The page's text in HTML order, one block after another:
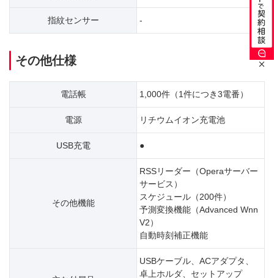
指紋センサー -
その他仕様
電話帳 1,000件（1件につき3電番）
電源 リチウムイオン充電池
USB充電 ●
その他機能
RSSリーダー（Operaサーバー
サービス）
スケジュール（200件）
予測変換機能（Advanced Wnn
V2）
自動時刻補正機能
USBケーブル、ACアダプタ、
卓上ホルダ、セットアップ